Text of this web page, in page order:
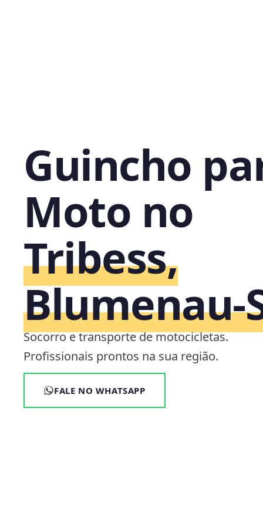
Guincho
Moto no
Tribess,
Socorro e transporte de motocicletas.
Profissionais prontos na sua região.
FALE NO WHATSAPP